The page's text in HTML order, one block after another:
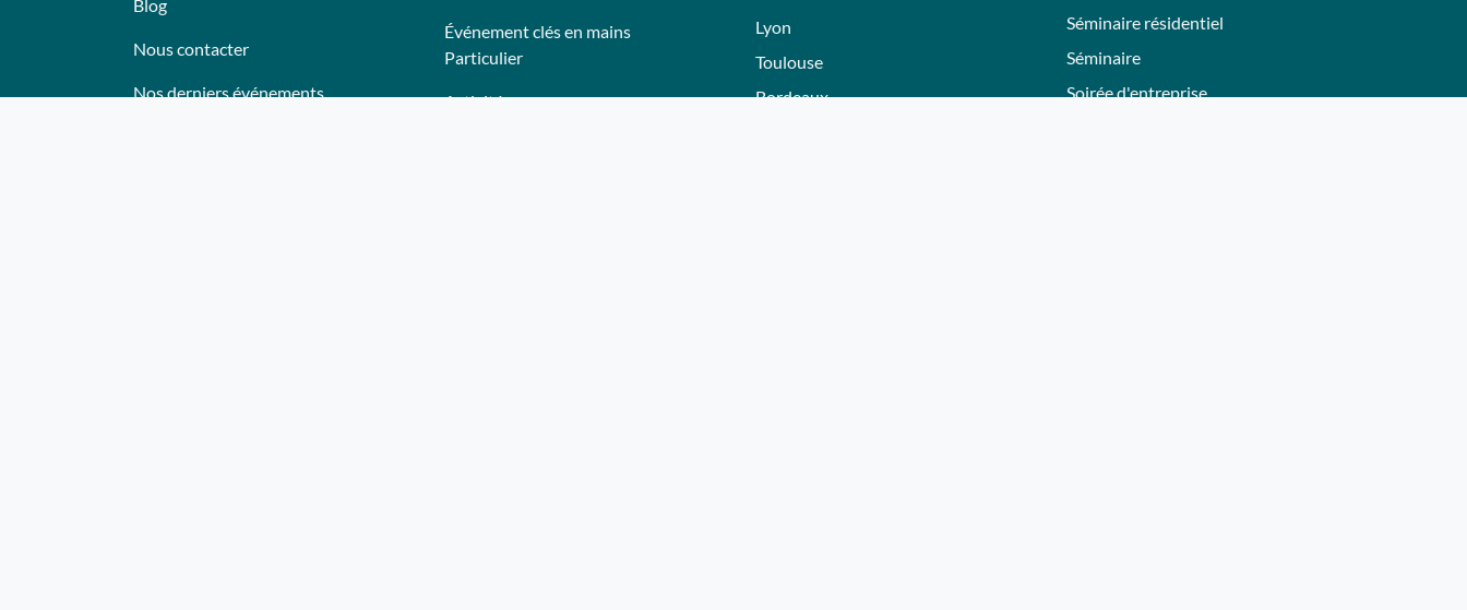
Blog
Nous contacter
Nos derniers événements
Événement clés en mains
Particulier
Activités
Lyon
Toulouse
Bordeaux
Séminaire résidentiel
Séminaire
Soirée d'entreprise